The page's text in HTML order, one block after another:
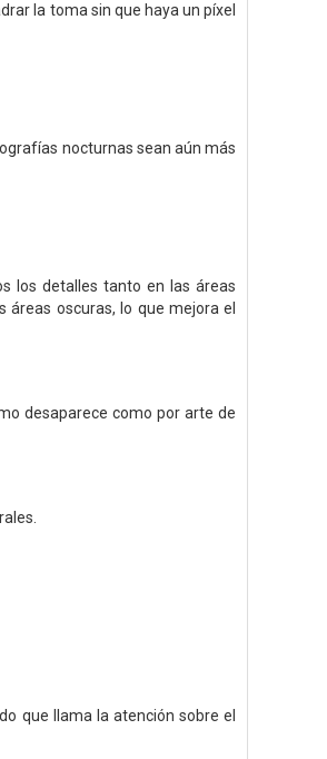
la toma sin que haya un píxel
nocturnas sean aún más
los detalles tanto en las áreas
áreas oscuras, lo que mejora el
desaparece como por arte de
que llama la atención sobre el